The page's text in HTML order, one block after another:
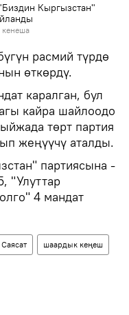
Кыргызстан"
расмий түрдө
өткөрдү.
каралган, бул
кайра шайлоодо
төрт партия
жеңүүчү аталды.
партиясына -
"Улуттар
4 мандат
Саясат шаардык кеңеш